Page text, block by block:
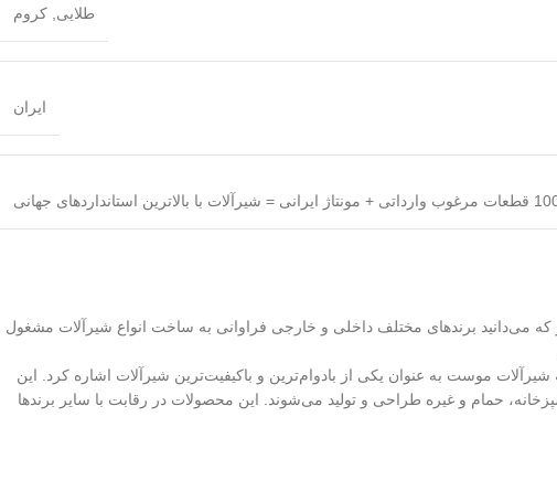
طلایی کروم
ایران
= شیرآلات با بالاترین استانداردهای جهانی
می‌دانید برندهای مختلف داخلی و خارجی فراوانی به ساخت انواع شیرآلات مشغول
شیرآلات موست به عنوان یکی از بادوام‌ترین و باکیفیت‌ترین شیرآلات اشاره کرد. این
حمام و غیره طراحی و تولید می‌شوند. این محصولات در رقابت با سایر برندها